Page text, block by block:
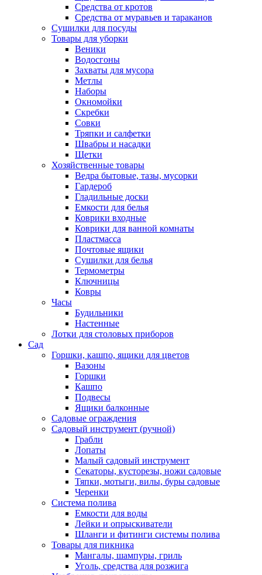
Средства от кротов
Средства от муравьев и тараканов
Сушилки для посуды
Товары для уборки
Веники
Водосгоны
Захваты для мусора
Метлы
Наборы
Окномойки
Скребки
Совки
Тряпки и салфетки
Швабры и насадки
Щетки
Хозяйственные товары
Ведра бытовые, тазы, мусорки
Гардероб
Гладильные доски
Емкости для белья
Коврики входные
Коврики для ванной комнаты
Пластмасса
Почтовые ящики
Сушилки для белья
Термометры
Ключницы
Ковры
Часы
Будильники
Настенные
Лотки для столовых приборов
Сад
Горшки, кашпо, ящики для цветов
Вазоны
Горшки
Кашпо
Подвесы
Ящики балконные
Садовые ограждения
Садовый инструмент (ручной)
Грабли
Лопаты
Малый садовый инструмент
Секаторы, кусторезы, ножи садовые
Тяпки, мотыги, вилы, буры садовые
Черенки
Система полива
Емкости для воды
Лейки и опрыскиватели
Шланги и фитинги системы полива
Товары для пикника
Мангалы, шампуры, гриль
Уголь, средства для розжига